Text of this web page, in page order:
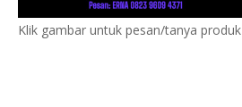
Klik gambar untuk pesan/tanya produk